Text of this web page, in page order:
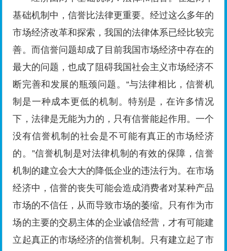
基础机制中，信誉比法律更重要。经过这么多年的
市场经济改革和探索，我国的法律体系已经比较完
善。而信誉问题却成了目前我国市场经济中存在的
最大的问题，也成了阻碍我国社会主义市场经济不
断完善和发展的瓶颈问题。“与法律相比，信誉机
制是一种成本更低的机制。特别是，在许多情况
下，法律是无能为力的，只有信誉能起作用。一个
没有信誉机制的社会是不可能有真正的市场经济
的。”信誉机制是对法律机制的有效的保障，信誉
机制的建立会大大的降低企业的违法行为。在市场
经济中，信誉的丧失可能会造成消费者对某种产品
市场的不信任，从而导致市场的萎缩。只有作为市
场的主要的交易主体的企业诚信经营，才有可能建
立起真正的市场经济的信誉机制。只有建立起了市